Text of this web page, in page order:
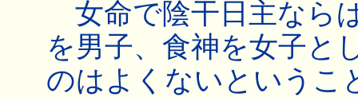
女命で陰干日主なら
を男子、食神を女子と
のはよくないというこ